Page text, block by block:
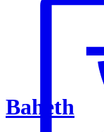
Baheth